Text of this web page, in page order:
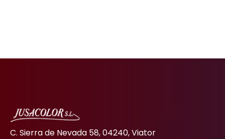
C. Sierra de Nevada 58, 04240, Viator